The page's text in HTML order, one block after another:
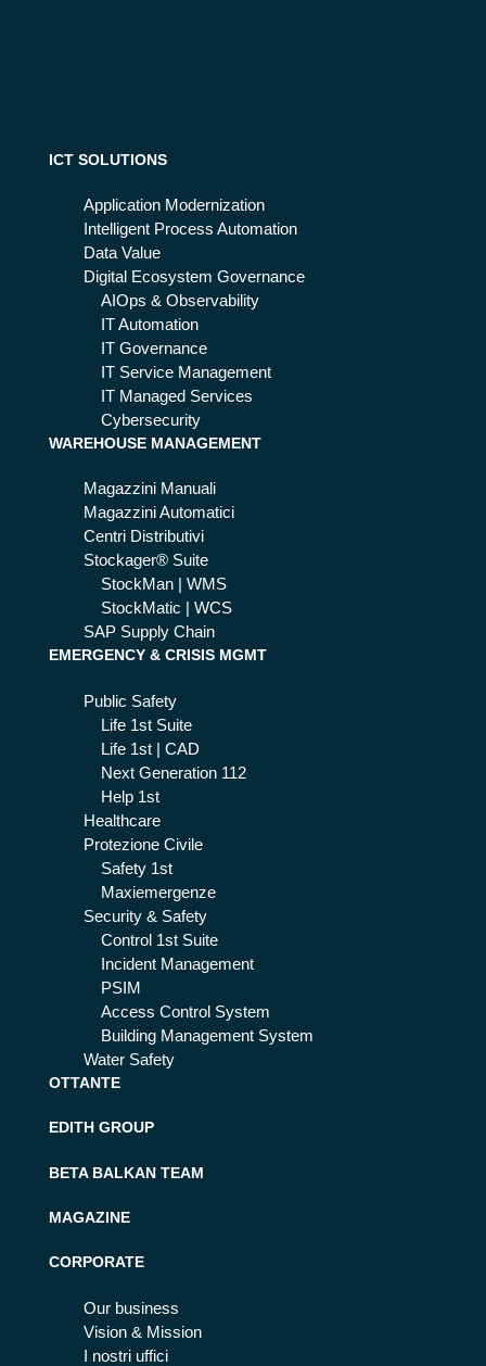
mi
sta
ICT SOLUTIONS
Application Modernization
Intelligent Process Automation
Data Value
Digital Ecosystem Governance
AIOps & Observability
IT Automation
IT Governance
IT Service Management
IT Managed Services
Cybersecurity
WAREHOUSE MANAGEMENT
Magazzini Manuali
Magazzini Automatici
Centri Distributivi
Stockager® Suite
StockMan | WMS
StockMatic | WCS
SAP Supply Chain
EMERGENCY & CRISIS MGMT
Public Safety
Life 1st Suite
Life 1st | CAD
Next Generation 112
Help 1st
Healthcare
Protezione Civile
Safety 1st
Maxiemergenze
Security & Safety
Control 1st Suite
Incident Management
PSIM
Access Control System
Building Management System
Water Safety
OTTANTE
EDITH GROUP
BETA BALKAN TEAM
MAGAZINE
CORPORATE
Our business
Vision & Mission
I nostri uffici